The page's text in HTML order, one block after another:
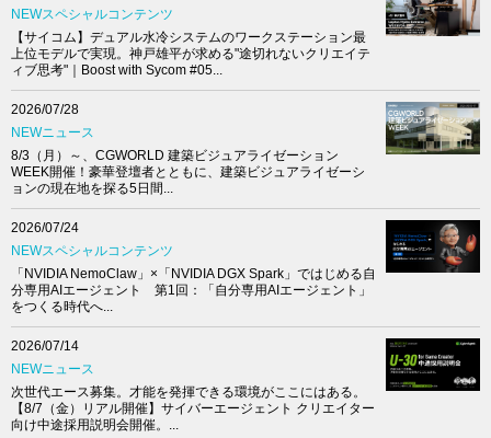
NEWスペシャルコンテンツ
【サイコム】デュアル水冷システムのワークステーション最
上位モデルで実現。神戸雄平が求める"途切れないクリエイテ
ィブ思考"｜Boost with Sycom #05...
2026/07/28
NEWニュース
8/3（月）～、CGWORLD 建築ビジュアライゼーション
WEEK開催！豪華登壇者とともに、建築ビジュアライゼーシ
ョンの現在地を探る5日間...
2026/07/24
NEWスペシャルコンテンツ
「NVIDIA NemoClaw」×「NVIDIA DGX Spark」ではじめる自
分専用AIエージェント 第1回：「自分専用AIエージェント」
をつくる時代へ...
2026/07/14
NEWニュース
次世代エース募集。才能を発揮できる環境がここにはある。
【8/7（金）リアル開催】サイバーエージェント クリエイター
向け中途採用説明会開催。...